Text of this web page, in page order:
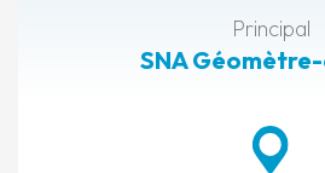
Principal
SNA